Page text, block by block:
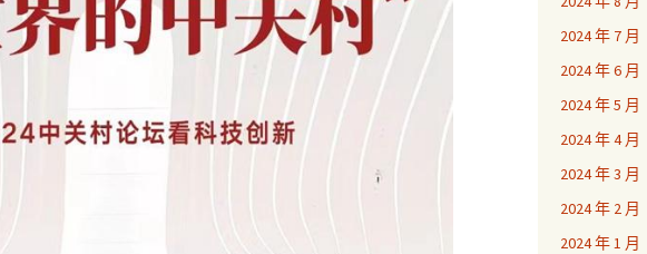
2024 年 7 月
2024 年 6 月
2024 年 5 月
2024 年 4 月
2024 年 3 月
2024 年 2 月
2024 年 1 月